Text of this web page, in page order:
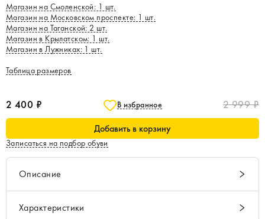
Магазин на Смоленской: 1 шт.
Магазин на Московском проспекте: 1 шт.
Магазин на Таганской: 2 шт.
Магазин в Крылатском: 1 шт.
Магазин в Лужниках: 1 шт.
Таблица размеров
2 400 ₽ В избранное 2 999 ₽
Добавить в корзину
Записаться на подбор обуви
Описание
Характеристики